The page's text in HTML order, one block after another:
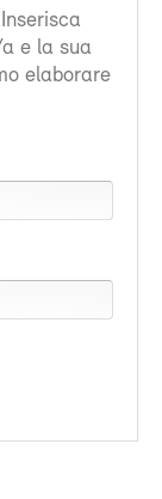
e la sua
elaborare